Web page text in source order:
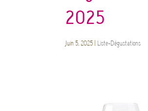
2025
Juin 5, 2025 Liste-Dégustations